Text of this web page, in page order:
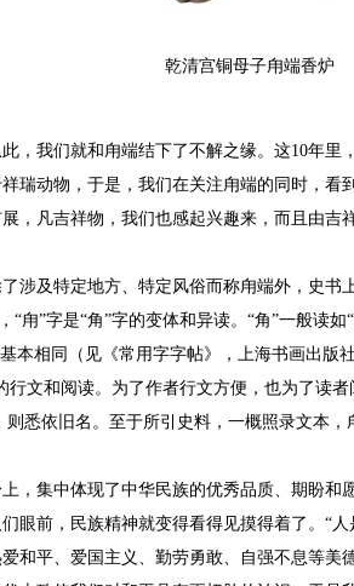
乾清宫铜母子甪端香炉
我们就和甪端结下了不解之缘。这10年里
瑞动物，于是，我们在关注甪端的同时，
，凡吉祥物，我们也感起兴趣来，而且由
及特定地方、特定风俗而称甪端外，史书
“甪”字是“角”字的变体和异读。“角”一般读
本相同（见《常用字字帖》，上海书画出版
行文和阅读。为了作者行文方便，也为了读
则悉依旧名。至于所引史料，一概照录文本
集中体现了中华民族的优秀品质、期盼和
眼前，民族精神就变得看得见摸得着了。“
和平、爱国主义、勤劳勇敢、自强不息等美